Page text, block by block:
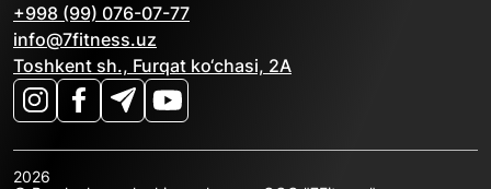
+998 (99) 076-07-77
info@7fitness.uz
Toshkent sh., Furqat ko‘chasi, 2A
2026